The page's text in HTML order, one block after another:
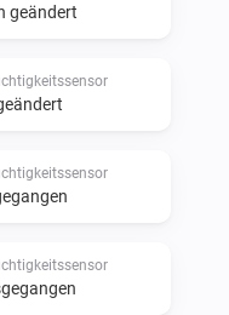
geändert